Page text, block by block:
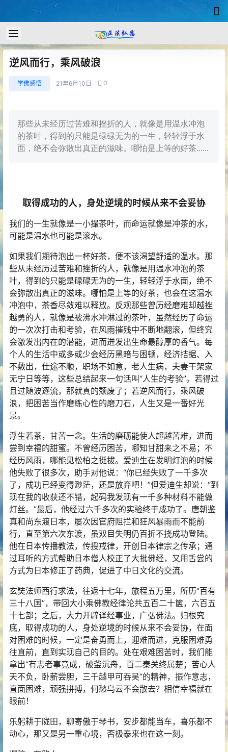
逆风而行，乘风破浪
学佛感悟 21年6月10日 0
那些从未经历过苦难和挫折的人，就像是用温水冲泡
的茶叶，得到的只能是碌碌无为的一生，轻轻浮于水
面，绝不会弥散出真正的滋味。哪怕是上等的好茶......
取得成功的人，身处逆境的时候从来不会妥协
我们的一生就像是一小撮茶叶，而命运就像是冲茶的水，
可能是温水也可能是滚水。
如果我们期待泡出一杯好茶，便不该渴望舒适的温水。那
些从未经历过苦难和挫折的人，就像是用温水冲泡的茶
叶，得到的只能是碌碌无为的一生，轻轻浮于水面，绝不
会弥散出真正的滋味。哪怕是上等的好茶，也会在这温水
冲泡中，茶香尽敛难以释放。反观那些曾历经磨难却越挫
越勇的人，就像是被沸水冲淋过的茶叶，虽然经历了命运
的一次次打击和考验，在风雨摧残中不断地翻滚，但终究
会激发出内在的潜能，进而迸发出生命最醇厚的香气。每
个人的生活中或多或少会经历黑暗与困顿，经济拮据、入
不敷出，仕途不顺，职场不如意，老人生病，夫妻干架家
无宁日等等，这些总结起来一句话叫“人生的考验”。若得过
且过随波逐流，那就真的颓废了；若逆风而行，乘风破
浪，把困苦当作磨练心性的磨刀石，人生又是一番好光
景。
浮生若茶，甘苦一念。生活的磨砺能使人超越苦难，进而
尝到幸福的甜蜜。不曾经历困苦，哪知甘甜来之不易；不
经历风雨，哪能见松柏之挺拔。爱迪生在发明灯泡的时候
他失败了很多次，助手对他说：“你已经失败了一千多次
了，成功已经变得渺茫，还是放弃吧！”但爱迪生却说：“到
现在我的收获还不错，起码我发现有一千多种材料不能做
灯丝。”最后，他经过六千多次的实验终于成功了。唐朝鉴
真和尚东渡日本，屡次因官府阻拦和狂风暴雨而不能前
行，直至第六次东渡，虽双目失明仍百折不挠成功登陆。
他在日本传播教法，传授戒律，开创日本律宗之传承；通
过耳听的方式帮助日本僧人校正了大批佛经，又用舌尝的
方式为日本修正了药典，促进了中日文化的交流。
玄奘法师西行求法，往返十七年，旅程五万里，所历“百有
三十八国”，带回大小乘佛教经律论共五百二十箧，六百五
十七部；之后，大力开辟译经事业，广弘佛法。归根究
底，取得成功的人，身处逆境的时候从来不会妥协，在面
对困难的时候，一定是奋勇而上，迎难而进，克服困难勇
往直前，直到实现自己的目的。处在艰难困苦时，我们能
拿出“有志者事竟成，破釜沉舟，百二秦关终属楚；苦心人
天不负，卧薪尝胆，三千越甲可吞吴”的精神，振作意志，
直面困难，顽强拼搏，何愁乌云不会散去？相信幸福就在
眼前！
乐躬耕于陇田，聊寄傲于琴书，安步都能当车，喜乐都不
动心，那又是另一重心境，否极泰来也在这一刻。